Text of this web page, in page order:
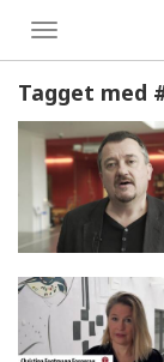
Toggle
menu
Tagget med